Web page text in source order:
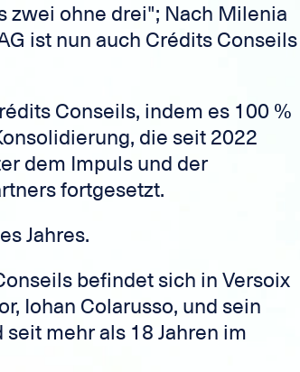
zwei ohne drei"; Nach Milenia
ist nun auch Crédits Conseils
Conseils, indem es 100 %
die seit 2022
dem Impuls und der
fortgesetzt.
Jahres.
befindet sich in Versoix
Iohan Colarusso, und sein
seit mehr als 18 Jahren im